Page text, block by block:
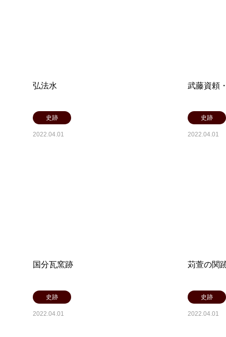
弘法水
史跡
2022.04.01
武藤資頼
史跡
2022.04.01
国分瓦窯跡
史跡
2022.04.01
苅萱の関
史跡
2022.04.01